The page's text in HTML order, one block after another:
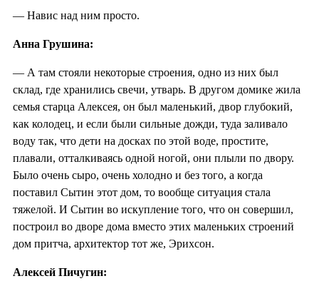
— Навис над ним просто.
Анна Грушина:
— А там стояли некоторые строения, одно из них был
склад, где хранились свечи, утварь. В другом домике жила
семья старца Алексея, он был маленький, двор глубокий,
как колодец, и если были сильные дожди, туда заливало
воду так, что дети на досках по этой воде, простите,
плавали, отталкиваясь одной ногой, они плыли по двору.
Было очень сыро, очень холодно и без того, а когда
поставил Сытин этот дом, то вообще ситуация стала
тяжелой. И Сытин во искупление того, что он совершил,
построил во дворе дома вместо этих маленьких строений
дом притча, архитектор тот же, Эрихсон.
Алексей Пичугин: